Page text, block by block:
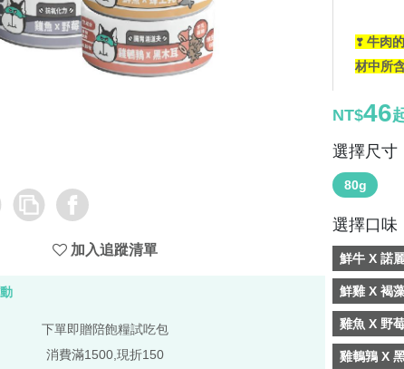
Copy
Link
Facebook
加入追蹤清單
下單即贈陪飽糧試吃包
消費滿1500,現折150
❣ 牛肉
材中所
NT$46
選擇尺寸
80g
選擇口味
鮮牛 X 諾
鮮雞 X 褐
雞魚 X 野
雞鵪鶉 X